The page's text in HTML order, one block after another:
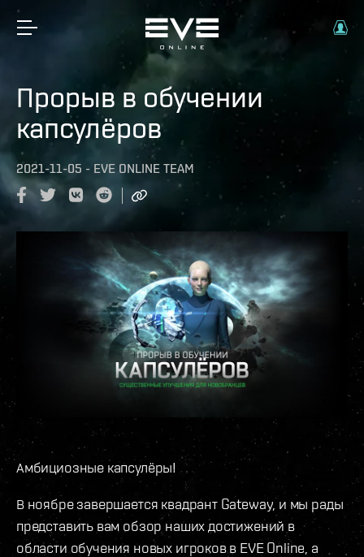
Прорыв в обучении
капсулёров
2021-11-05 - EVE ONLINE TEAM
Амбициозные капсулёры!
В ноябре завершается квадрант Gateway, и мы рады
представить вам обзор наших достижений в
области обучения новых игроков в EVE Online, а